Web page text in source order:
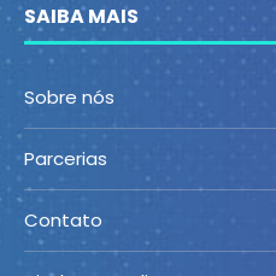
SAIBA MAIS
Sobre nós
Parcerias
Contato